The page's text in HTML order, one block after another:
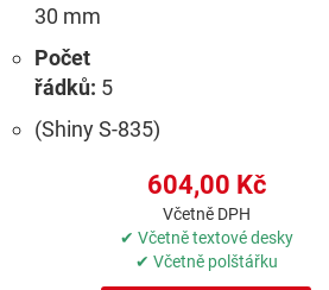
30 mm
Počet
řádků: 5
(Shiny S-835)
604,00 Kč
Včetně DPH
✔ Včetně textové desky
✔ Včetně polštářku